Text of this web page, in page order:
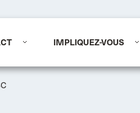
IMPLIQUEZ-VOUS